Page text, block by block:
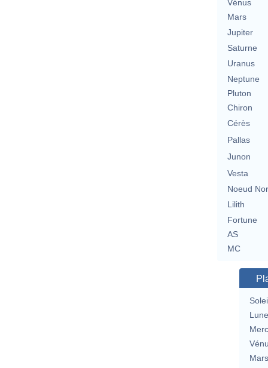
Vénus
Mars
Jupiter
Saturne
Uranus
Neptune
Pluton
Chiron
Cérès
Pallas
Junon
Vesta
Noeud
Lilith
Fortune
AS
MC
Lune
Mars